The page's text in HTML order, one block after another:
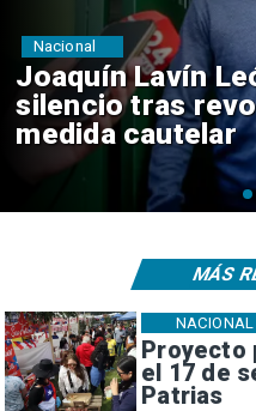
Chile y
reinicio de
consulares
Nacional
Proyecto
el 17 de
Patrias
NACIONAL
MÁS